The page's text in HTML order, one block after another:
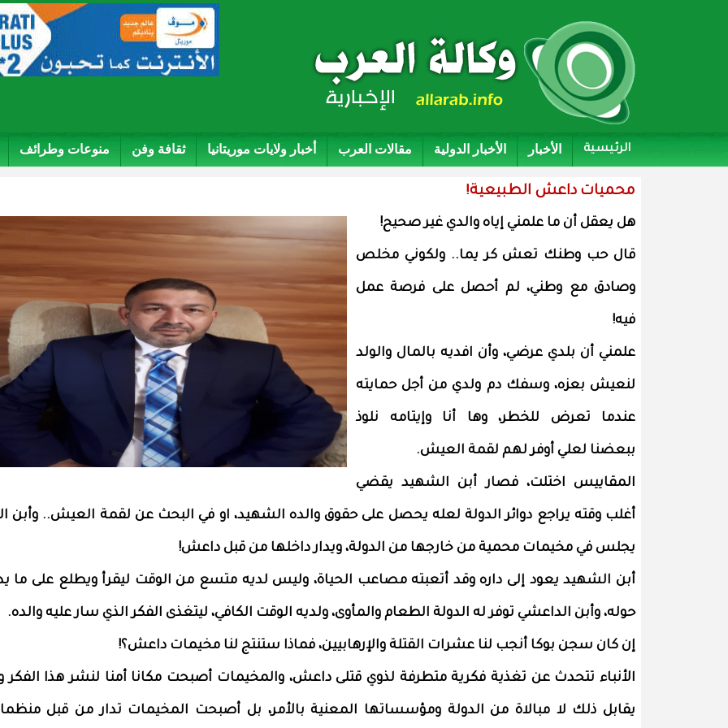
الرئيسية الأخبار الأخبار الدولية مقالات العرب أخبار ولايات موريتانيا ثقافة وفن منوعات وطرائف
محميات داعش الطبيعية!
هل يعقل أن ما علمني إياه والدي غير صحيح!
قال حب وطنك تعش كر يما.. ولكوني مخلص
وصادق مع وطني، لم أحصل على فرصة عمل
فيه!
علمني أن بلدي عرضي، وأن افديه بالمال والولد
لنعيش بعزه، وسفك دم ولدي من أجل حمايته
عندما تعرض للخطر، وها أنا وإيتامه نلوذ
ببعضنا لعلي أوفر لهم لقمة العيش.
المقاييس اختلت، فصار أبن الشهيد يقضي
أغلب وقته يراجع دوائر الدولة لعله يحصل على حقوق والده الشهيد، او في البحث عن لقمة العيش.. وأبن
يجلس في مخيمات محمية من خارجها من الدولة، ويدار داخلها من قبل داعش!
أبن الشهيد يعود إلى داره وقد أتعبته مصاعب الحياة، وليس لديه متسع من الوقت ليقرأ ويطلع على ما
حوله، وأبن الداعشي توفر له الدولة الطعام والمأوى، ولديه الوقت الكافي، ليتغذى الفكر الذي سار عليه والده.
إن كان سجن بوكا أنجب لنا عشرات القتلة والإرهابيين، فماذا ستنتج لنا مخيمات داعش؟!
الأنباء تتحدث عن تغذية فكرية متطرفة لذوي قتلى داعش، والمخيمات أصبحت مكانا أمنا لنشر هذا الفكر
يقابل ذلك لا مبالاة من الدولة ومؤسساتها المعنية بالأمر، بل أصبحت المخيمات تدار من قبل